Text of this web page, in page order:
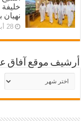
خليفة
نهيان
28 أبريل، 2026
أرشيف موقع آفاق
أرشيف
موقع
آفاق